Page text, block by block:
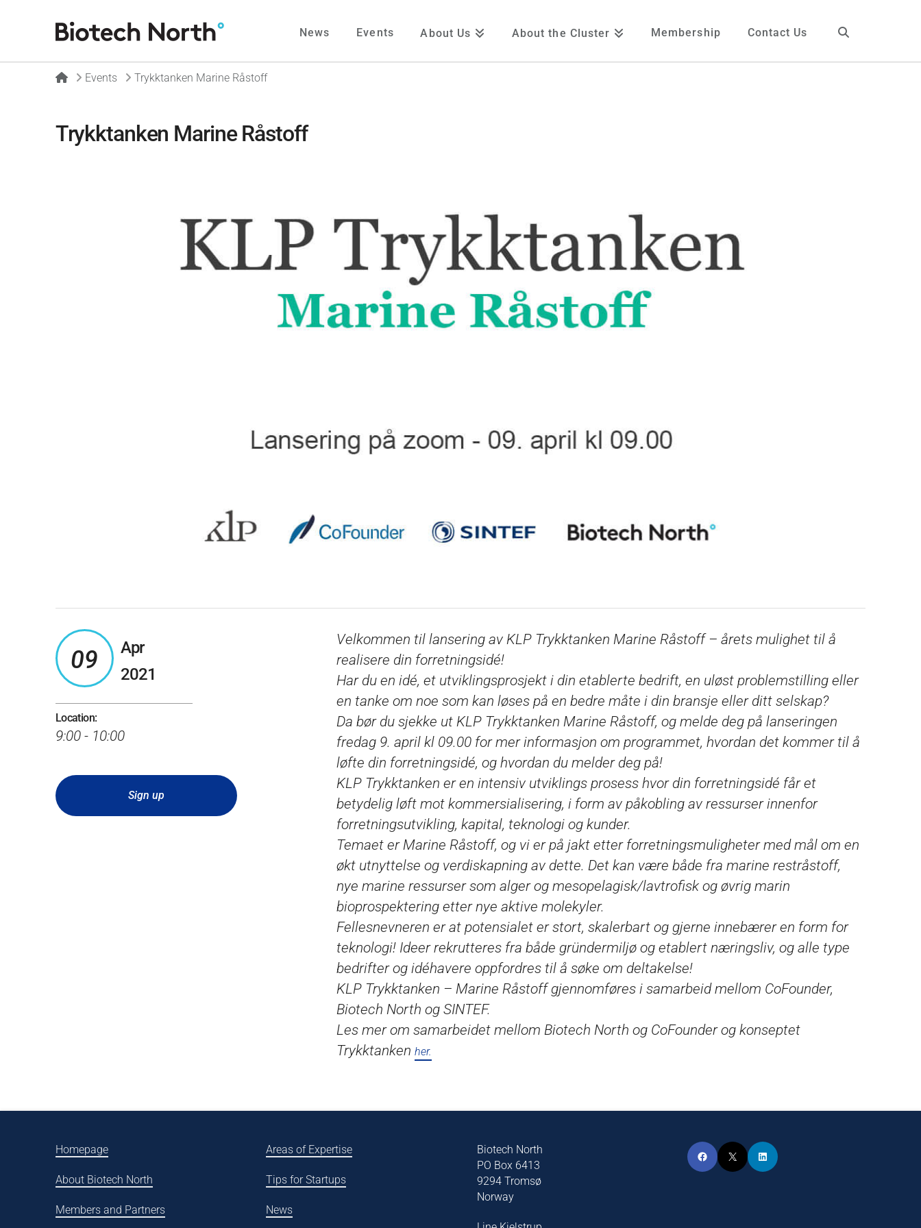
News Events About Us About the Cluster Membership Contact Us
HomeEvents Trykktanken Marine Råstoff
Trykktanken Marine Råstoff
09
Apr
2021
Location:
9:00 - 10:00
Sign up
Velkommen til lansering av KLP Trykktanken Marine Råstoff – årets mulighet til å
realisere din forretningsidé!
Har du en idé, et utviklingsprosjekt i din etablerte bedrift, en uløst problemstilling eller
en tanke om noe som kan løses på en bedre måte i din bransje eller ditt selskap?
Da bør du sjekke ut KLP Trykktanken Marine Råstoff, og melde deg på lanseringen
fredag 9. april kl 09.00 for mer informasjon om programmet, hvordan det kommer til å
løfte din forretningsidé, og hvordan du melder deg på!
KLP Trykktanken er en intensiv utviklings prosess hvor din forretningsidé får et
betydelig løft mot kommersialisering, i form av påkobling av ressurser innenfor
forretningsutvikling, kapital, teknologi og kunder.
Temaet er Marine Råstoff, og vi er på jakt etter forretningsmuligheter med mål om en
økt utnyttelse og verdiskapning av dette. Det kan være både fra marine restråstoff,
nye marine ressurser som alger og mesopelagisk/lavtrofisk og øvrig marin
bioprospektering etter nye aktive molekyler.
Fellesnevneren er at potensialet er stort, skalerbart og gjerne innebærer en form for
teknologi! Ideer rekrutteres fra både gründermiljø og etablert næringsliv, og alle type
bedrifter og idéhavere oppfordres til å søke om deltakelse!
KLP Trykktanken – Marine Råstoff gjennomføres i samarbeid mellom CoFounder,
Biotech North og SINTEF.
Les mer om samarbeidet mellom Biotech North og CoFounder og konseptet
Trykktanken her.
Homepage
About Biotech North
Members and Partners
Areas of Expertise
Tips for Startups
News
Biotech North
PO Box 6413
9294 Tromsø
Norway